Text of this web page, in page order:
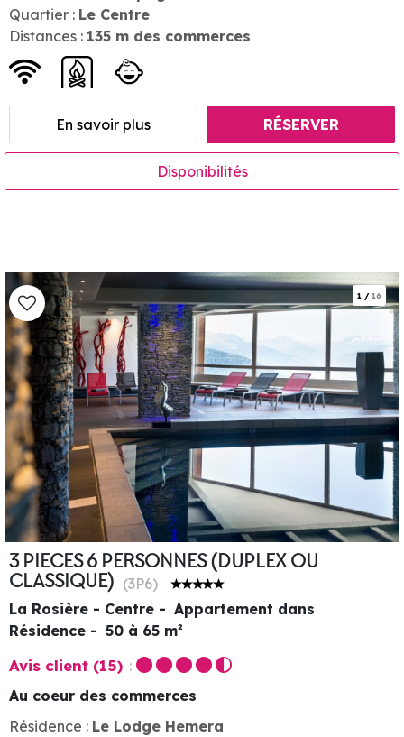
Quartier : Le Centre
Distances : 135 m des commerces
En savoir plus RÉSERVER
Disponibilités
1 / 16
3 PIECES 6 PERSONNES (DUPLEX OU
CLASSIQUE) (3P6)
La Rosière - Centre
Appartement dans
Résidence
50 à 65 m²
Avis client (15)
Résidence : Le Lodge Hemera
Au coeur des commerces